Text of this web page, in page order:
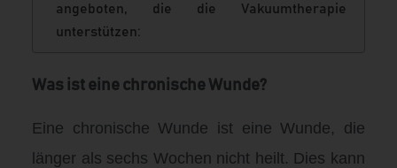
angeboten, die die Vakuumtherapie
unterstützen:
Was ist eine chronische Wunde?
Eine chronische Wunde ist eine Wunde, die
länger als sechs Wochen nicht heilt. Dies kann